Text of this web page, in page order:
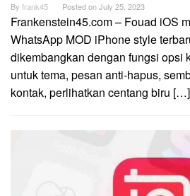
By frank45 Posted onJuly 25, 2023
Frankenstein45.com – Fouad iOS
WhatsApp MOD iPhone style
dikembangkan dengan fungsi opsi
untuk tema, pesan anti-hapus,
kontak, perlihatkan centang biru […]